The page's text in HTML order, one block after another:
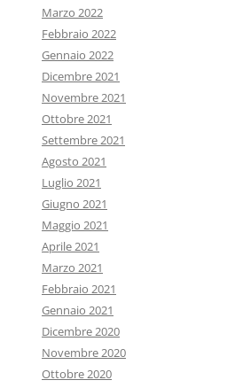
Marzo 2022
Febbraio 2022
Gennaio 2022
Dicembre 2021
Novembre 2021
Ottobre 2021
Settembre 2021
Agosto 2021
Luglio 2021
Giugno 2021
Maggio 2021
Aprile 2021
Marzo 2021
Febbraio 2021
Gennaio 2021
Dicembre 2020
Novembre 2020
Ottobre 2020